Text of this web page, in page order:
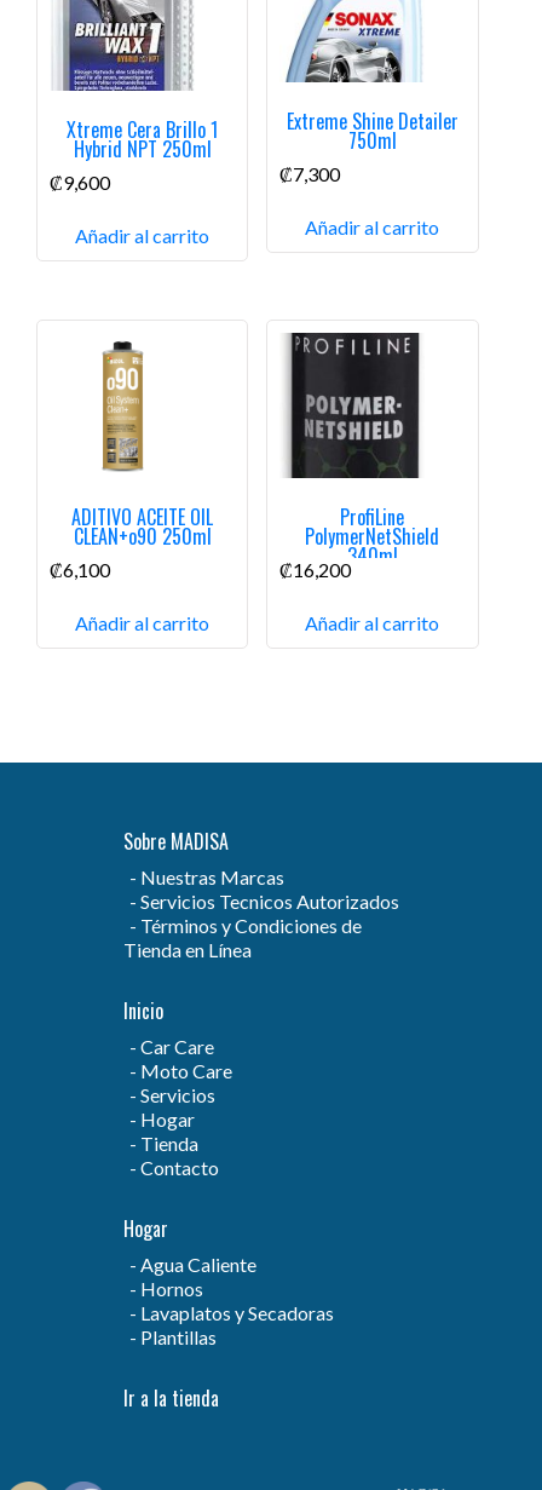
Xtreme Cera Brillo 1
Hybrid NPT 250ml
₡9,600
Añadir al carrito
Extreme Shine Detailer
750ml
₡7,300
Añadir al carrito
ADITIVO ACEITE OIL
CLEAN+o90 250ml
₡6,100
Añadir al carrito
ProfiLine
PolymerNetShield
340ml
₡16,200
Añadir al carrito
Sobre MADISA
Nuestras Marcas
Servicios Tecnicos Autorizados
Términos y Condiciones de
Tienda en Línea
Inicio
Car Care
Moto Care
Servicios
Hogar
Tienda
Contacto
Hogar
Agua Caliente
Hornos
Lavaplatos y Secadoras
Plantillas
Ir a la tienda